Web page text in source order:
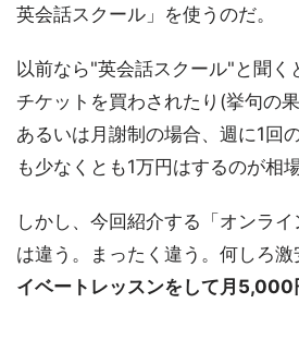
英会話スクール」を使うのだ。
以前なら"英会話スクール"と聞く
チケットを買わされたり(挙句の
あるいは月謝制の場合、週に1回
も少なくとも1万円はするのが相
しかし、今回紹介する「オンライ
は違う。まったく違う。何しろ激
イベートレッスンをして月5,000